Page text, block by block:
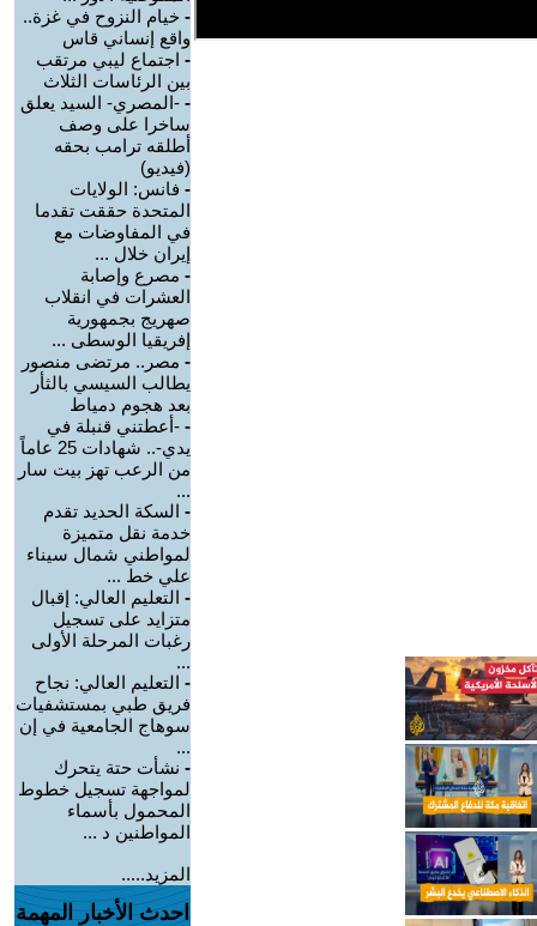
- خيام النزوح في غزة..
واقع إنساني قاس
- اجتماع ليبي مرتقب
بين الرئاسات الثلاث
- -المصري- السيد يعلق
ساخرا على وصف
أطلقه ترامب بحقه
(فيديو)
- فانس: الولايات
المتحدة حققت تقدما
في المفاوضات مع
إيران خلال ...
- مصرع وإصابة
العشرات في انقلاب
صهريج بجمهورية
إفريقيا الوسطى ...
- مصر.. مرتضى منصور
يطالب السيسي بالثأر
بعد هجوم دمياط
- -أعطتني قنبلة في
يدي-.. شهادات 25 عاماً
من الرعب تهز بيت سار
...
- السكة الحديد تقدم
خدمة نقل متميزة
لمواطني شمال سيناء
علي خط ...
- التعليم العالي: إقبال
متزايد على تسجيل
رغبات المرحلة الأولى
...
- التعليم العالي: نجاح
فريق طبي بمستشفيات
سوهاج الجامعية في إن
...
- نشأت حتة يتحرك
لمواجهة تسجيل خطوط
المحمول بأسماء
المواطنين د ...
المزيد.....
احدث الأخبار المهمة